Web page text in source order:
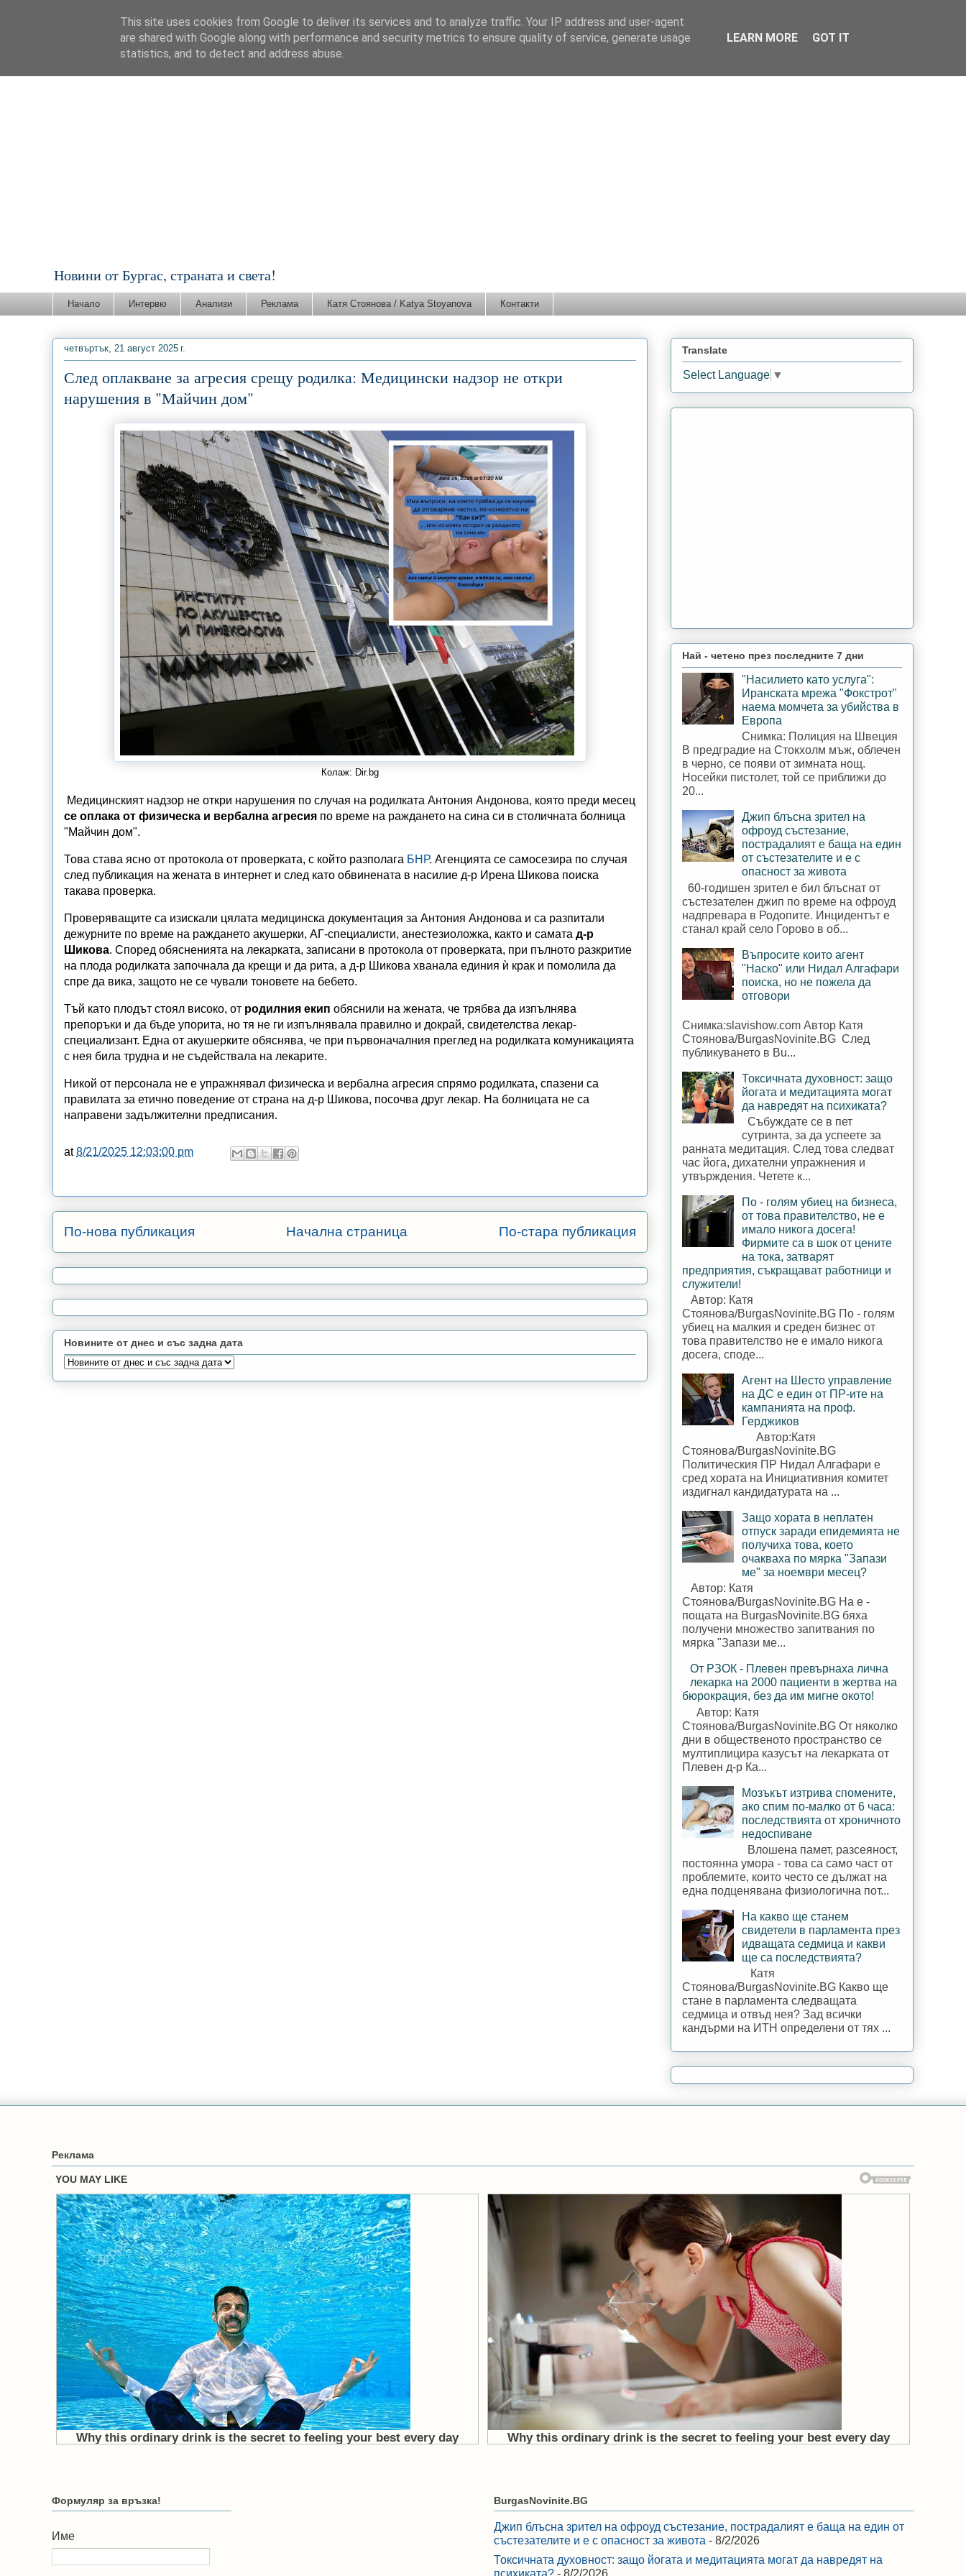
Новини от Бургас, страната и света!
Начало Интервю Анализи Реклама Катя Стоянова / Katya Stoyanova Контакти
четвъртък, 21 август 2025 г.
След оплакване за агресия срещу родилка: Медицински надзор не откри
нарушения в "Майчин дом"
Колаж: Dir.bg
Медицинският надзор не откри нарушения по случая на родилката Антония Андонова, която преди месец
се оплака от физическа и вербална агресия по време на раждането на сина си в столичната болница
"Майчин дом".
Това става ясно от протокола от проверката, с който разполага БНР. Агенцията се самосезира по случая
след публикация на жената в интернет и след като обвинената в насилие д-р Ирена Шикова поиска
такава проверка.
Проверяващите са изискали цялата медицинска документация за Антония Андонова и са разпитали
дежурните по време на раждането акушерки, АГ-специалисти, анестезиоложка, както и самата д-р
Шикова. Според обясненията на лекарката, записани в протокола от проверката, при пълното разкритие
на плода родилката започнала да крещи и да рита, а д-р Шикова хванала единия ѝ крак и помолила да
спре да вика, защото не се чували тоновете на бебето.
Тъй като плодът стоял високо, от родилния екип обяснили на жената, че трябва да изпълнява
препоръки и да бъде упорита, но тя не ги изпълнявала правилно и докрай, свидетелства лекар-
специализант. Една от акушерките обяснява, че при първоначалния преглед на родилката комуникацията
с нея била трудна и не съдействала на лекарите.
Никой от персонала не е упражнявал физическа и вербална агресия спрямо родилката, спазени са
правилата за етично поведение от страна на д-р Шикова, посочва друг лекар. На болницата не са
направени задължителни предписания.
at8/21/2025 12:03:00 pm
По-нова публикация По-стара публикация
Начална страница
Новините от днес и със задна дата
Translate
Select Language ▼
Най - четено през последните 7 дни
"Насилието като услуга":
Иранската мрежа "Фокстрот"
наема момчета за убийства в
Европа
Снимка: Полиция на Швеция
В предградие на Стокхолм мъж, облечен
в черно, се появи от зимната нощ.
Носейки пистолет, той се приближи до
20...
Джип блъсна зрител на
офроуд състезание,
пострадалият е баща на един
от състезателите и е с
опасност за живота
60-годишен зрител е бил блъснат от
състезателен джип по време на офроуд
надпревара в Родопите. Инцидентът е
станал край село Горово в об...
Въпросите които агент
"Наско" или Нидал Алгафари
поиска, но не пожела да
отговори
Снимка:slavishow.com Автор Катя
Стоянова/BurgasNovinite.BG След
публикуването в Bu...
Токсичната духовност: защо
йогата и медитацията могат
да навредят на психиката?
Събуждате се в пет
сутринта, за да успеете за
ранната медитация. След това следват
час йога, дихателни упражнения и
утвърждения. Четете к...
По - голям убиец на бизнеса,
от това правителство, не е
имало никога досега!
Фирмите са в шок от цените
на тока, затварят
предприятия, съкращават работници и
служители!
Автор: Катя
Стоянова/BurgasNovinite.BG По - голям
убиец на малкия и среден бизнес от
това правителство не е имало никога
досега, споде...
Агент на Шесто управление
на ДС е един от ПР-ите на
кампанията на проф.
Герджиков
Автор:Катя
Стоянова/BurgasNovinite.BG
Политическия ПР Нидал Алгафари е
сред хората на Инициативния комитет
издигнал кандидатурата на ...
Защо хората в неплатен
отпуск заради епидемията не
получиха това, което
очакваха по мярка "Запази
ме" за ноември месец?
Автор: Катя
Стоянова/BurgasNovinite.BG На е -
пощата на BurgasNovinite.BG бяха
получени множество запитвания по
мярка "Запази ме...
От РЗОК - Плевен превърнаха лична
лекарка на 2000 пациенти в жертва на
бюрокрация, без да им мигне окото!
Автор: Катя
Стоянова/BurgasNovinite.BG От няколко
дни в общественото пространство се
мултиплицира казусът на лекарката от
Плевен д-р Ка...
Мозъкът изтрива спомените,
ако спим по-малко от 6 часа:
последствията от хроничното
недоспиване
Влошена памет, разсеяност,
постоянна умора - това са само част от
проблемите, които често се дължат на
една подценявана физиологична пот...
На какво ще станем
свидетели в парламента през
идващата седмица и какви
ще са последствията?
Катя
Стоянова/BurgasNovinite.BG Какво ще
стане в парламента следващата
седмица и отвъд нея? Зад всички
кандърми на ИТН определени от тях ...
Реклама
Формуляр за връзка!
Име
BurgasNovinite.BG
Джип блъсна зрител на офроуд състезание, пострадалият е баща на един от
състезателите и е с опасност за живота - 8/2/2026
Токсичната духовност: защо йогата и медитацията могат да навредят на
This site uses cookies from Google to deliver its services and to analyze traffic. Your IP address and user-agent
are shared with Google along with performance and security metrics to ensure quality of service, generate usage
statistics, and to detect and address abuse.
LEARN MORE GOT IT